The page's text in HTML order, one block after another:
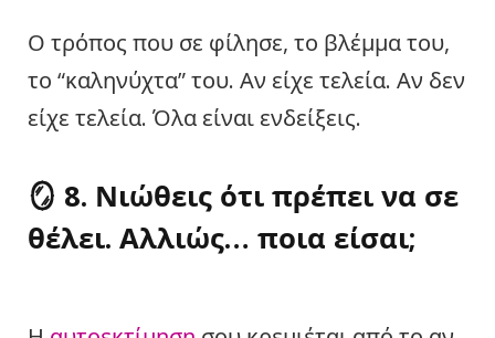
Ο τρόπος που σε φίλησε, το βλέμμα του,
το “καληνύχτα” του. Αν είχε τελεία. Αν δεν
είχε τελεία. Όλα είναι ενδείξεις.
🪞 8. Νιώθεις ότι πρέπει να σε
θέλει. Αλλιώς… ποια είσαι;